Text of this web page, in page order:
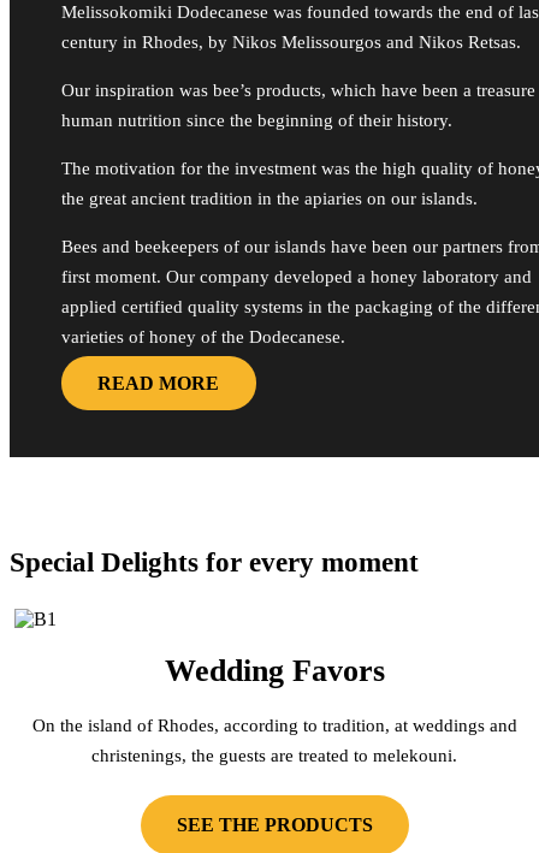
Melissokomiki Dodecanese was founded towards the end of
century in Rhodes, by Nikos Melissourgos and Nikos Retsas.
Our inspiration was bee’s products, which have been a
human nutrition since the beginning of their history.
The motivation for the investment was the high quality of
the great ancient tradition in the apiaries on our islands.
Bees and beekeepers of our islands have been our partners
first moment. Our company developed a honey laboratory and
applied certified quality systems in the packaging of the
varieties of honey of the Dodecanese.
READ MORE
Special Delights for every moment
Wedding Favors
On the island of Rhodes, according to tradition, at weddings and
christenings, the guests are treated to melekouni.
SEE THE PRODUCTS